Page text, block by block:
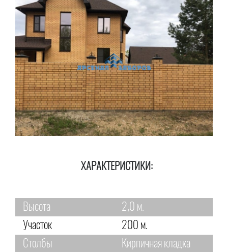
ХАРАКТЕРИСТИКИ:
Высота
2,0 м.
Участок
200 м.
Столбы
Кирпичная кладка